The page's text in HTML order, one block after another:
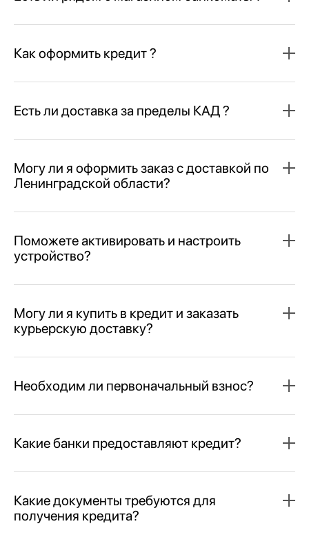
Как оформить кредит ?
Есть ли доставка за пределы КАД ?
Могу ли я оформить заказ с доставкой по
Ленинградской области?
Поможете активировать и настроить
устройство?
Могу ли я купить в кредит и заказать
курьерскую доставку?
Необходим ли первоначальный взнос?
Какие банки предоставляют кредит?
Какие документы требуются для
получения кредита?